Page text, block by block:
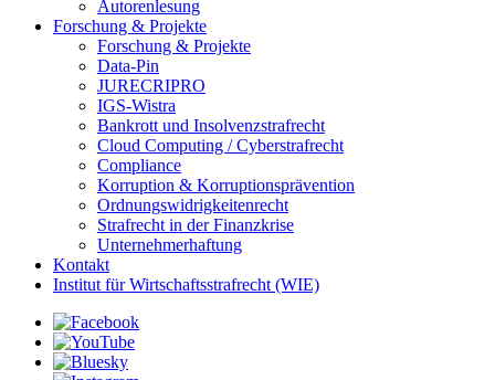
Autorenlesung
Forschung & Projekte
Forschung & Projekte
Data-Pin
JURECRIPRO
IGS-Wistra
Bankrott und Insolvenzstrafrecht
Cloud Computing / Cyberstrafrecht
Compliance
Korruption & Korruptionsprävention
Ordnungswidrigkeitenrecht
Strafrecht in der Finanzkrise
Unternehmerhaftung
Kontakt
Institut für Wirtschaftsstrafrecht (WIE)